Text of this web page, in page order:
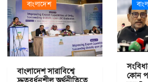
বাংলাদেশ
বাংলাদেশ সারাবিশ্বে
কোন